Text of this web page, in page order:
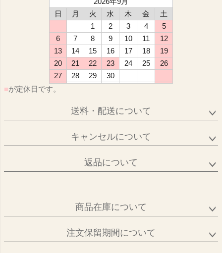
日
月 火 水 木 金
土
1
2 3 4
5
6
7 8 9 10 11
12
13
14 15 16 17 18
19
20
21 22 23 24 25
26
27
28 29
30
■が定休日です。
送料・配送について
キャンセルについて
返品について
商品在庫について
注文保留期間について